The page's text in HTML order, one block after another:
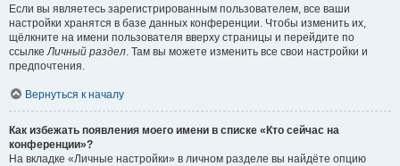
Если вы являетесь зарегистрированным пользователем, все ваши
настройки хранятся в базе данных конференции. Чтобы изменить их,
щёлкните на имени пользователя вверху страницы и перейдите по
ссылкеЛичный раздел. Там вы можете изменить все свои настройки и
предпочтения.
Вернуться к началу
Как избежать появления моего имени в списке «Кто сейчас на
конференции»?
На вкладке «Личные настройки» в личном разделе вы найдёте опцию